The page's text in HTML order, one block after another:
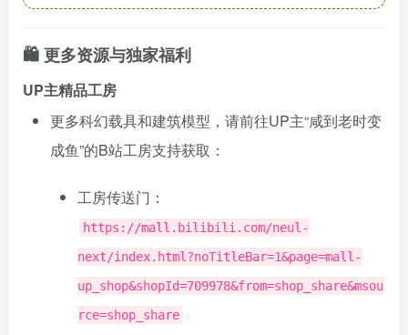
🛍️ 更多资源与独家福利
UP主精品工房
更多科幻载具和建筑模型，请前往UP主“咸到老时变
成鱼”的B站工房支持获取：
工房传送门：
https://mall.bilibili.com/neul-
next/index.html?noTitleBar=1&page=mall-
up_shop&shopId=709978&from=shop_share&msou
rce=shop_share